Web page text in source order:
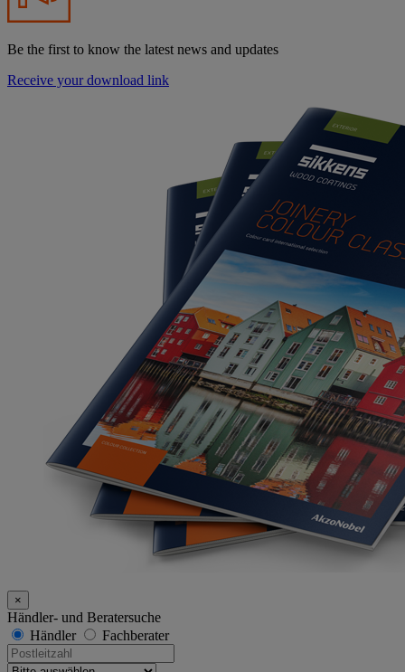
Be the first to know the latest news and updates
Receive your download link
×
Händler- und Beratersuche
Händler
Fachberater